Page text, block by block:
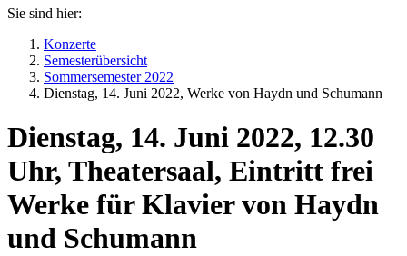
Sie sind hier:
Konzerte
Semesterübersicht
Sommersemester 2022
Dienstag, 14. Juni 2022, Werke von Haydn und Schumann
Dienstag, 14. Juni 2022, 12.30
Uhr, Theatersaal, Eintritt frei
Werke für Klavier von Haydn
und Schumann